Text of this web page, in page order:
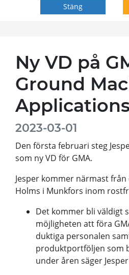
Stäng
Ny VD på
Ground
2023-03-01
Den första februari steg
som ny VD för GMA.
Jesper kommer närmast
Holms i Munkfors inom
Det kommer bli väldigt
möjligheten att föra
duktiga personalen
produktportföljen som
under åren säger Jesper